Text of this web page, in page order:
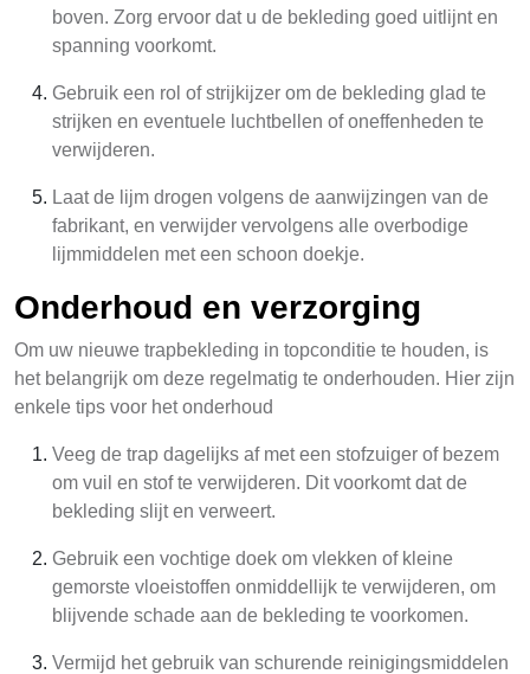
boven. Zorg ervoor dat u de bekleding goed uitlijnt en
spanning voorkomt.
Gebruik een rol of strijkijzer om de bekleding glad te
strijken en eventuele luchtbellen of oneffenheden te
verwijderen.
Laat de lijm drogen volgens de aanwijzingen van de
fabrikant, en verwijder vervolgens alle overbodige
lijmmiddelen met een schoon doekje.
Onderhoud en verzorging
Om uw nieuwe trapbekleding in topconditie te houden, is
het belangrijk om deze regelmatig te onderhouden. Hier zijn
enkele tips voor het onderhoud
Veeg de trap dagelijks af met een stofzuiger of bezem
om vuil en stof te verwijderen. Dit voorkomt dat de
bekleding slijt en verweert.
Gebruik een vochtige doek om vlekken of kleine
gemorste vloeistoffen onmiddellijk te verwijderen, om
blijvende schade aan de bekleding te voorkomen.
Vermijd het gebruik van schurende reinigingsmiddelen